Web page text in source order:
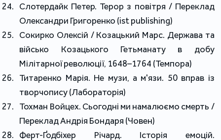
Слотердайк Петер. Терор з повітря / Переклад
Олександри Григоренко (ist publishing)
Сокирко Олексій / Козацький Марс. Держава та
військо Козацького Гетьманату в добу
Мілітарної революції, 1648–1764 (Темпора)
Титаренко Марія. Не музи, а м'язи. 50 вправ із
творчопису (Лабораторія)
Тохман Войцех. Сьогодні ми намалюємо смерть /
Переклад Андрія Бондаря (Човен)
Ферт-Ґодбіхер Річард. Історія емоцій.